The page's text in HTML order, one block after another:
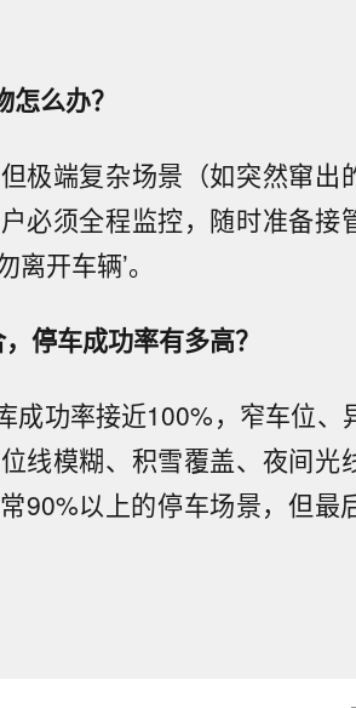
么办？
极端复杂场景（如突然窜出
必须全程监控，随时准备接
开车辆’。
停车成功率有多高？
成功率接近100%，窄车位、
线模糊、积雪覆盖、夜间光
90%以上的停车场景，但最